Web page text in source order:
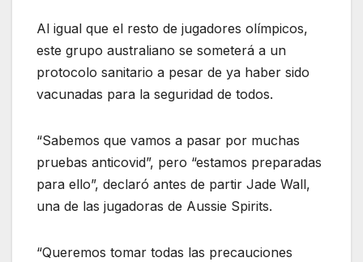
Al igual que el resto de jugadores olímpicos,
este grupo australiano se someterá a un
protocolo sanitario a pesar de ya haber sido
vacunadas para la seguridad de todos.
“Sabemos que vamos a pasar por muchas
pruebas anticovid”, pero “estamos preparadas
para ello”, declaró antes de partir Jade Wall,
una de las jugadoras de Aussie Spirits.
“Queremos tomar todas las precauciones